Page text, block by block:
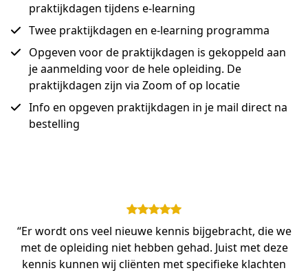
praktijkdagen tijdens e-learning
Twee praktijkdagen en e-learning programma
Opgeven voor de praktijkdagen is gekoppeld aan
je aanmelding voor de hele opleiding. De
praktijkdagen zijn via Zoom of op locatie
Info en opgeven praktijkdagen in je mail direct na
bestelling
“Er wordt ons veel nieuwe kennis bijgebracht, die we
met de opleiding niet hebben gehad. Juist met deze
kennis kunnen wij cliënten met specifieke klachten